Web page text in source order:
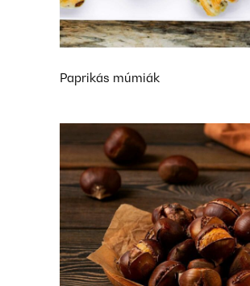
Paprikás múmiák